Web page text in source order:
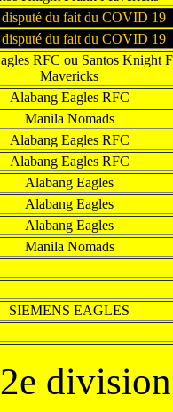
du fait du COVID 19
du fait du COVID 19
RFC ou Santos Knight
Mavericks
Alabang Eagles RFC
Manila Nomads
Alabang Eagles RFC
Alabang Eagles RFC
Alabang Eagles
Alabang Eagles
Alabang Eagles
Manila Nomads
SIEMENS EAGLES
division